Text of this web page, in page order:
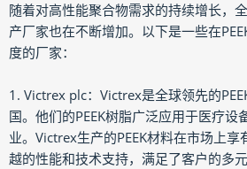
随着对高性能聚合物需求的持续增长，
产厂家也在不断增加。以下是一些在
度的厂家：
1. Victrex plc：Victrex是全球领先的
国。他们的PEEK树脂广泛应用于医疗设
业。Victrex生产的PEEK材料在市场上
越的性能和技术支持，满足了客户的多元